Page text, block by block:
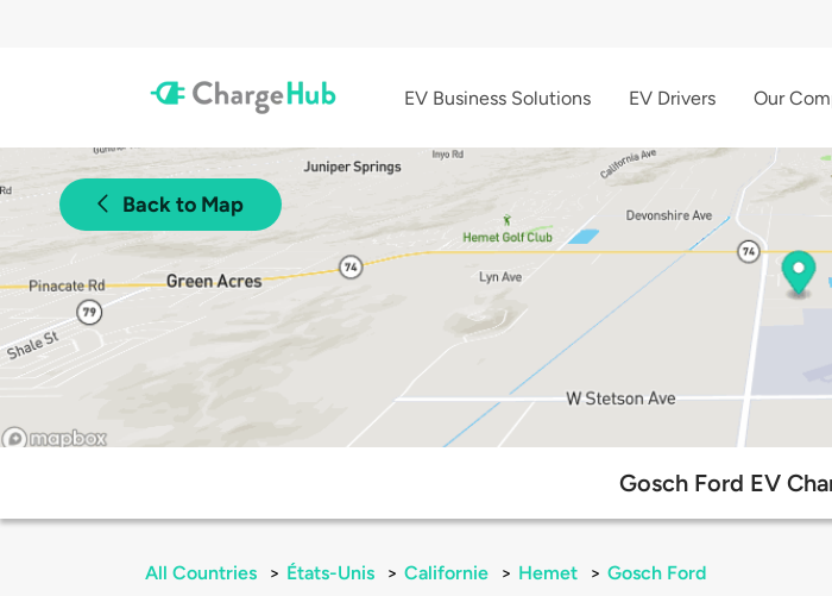
EV Business Solutions EV Drivers Our
Back to Map
Gosch Ford EV
All Countries > États-Unis > Californie > Hemet > Gosch Ford